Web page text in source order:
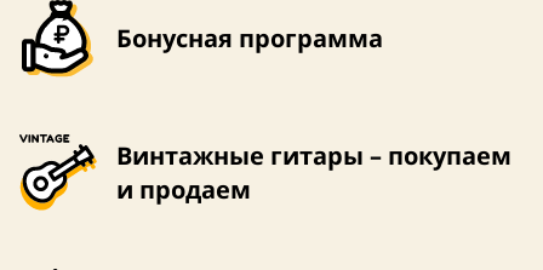
Бонусная программа
Винтажные гитары – покупаем
и продаем